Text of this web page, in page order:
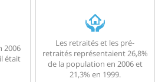
2006
était
Les retraités et les pré-
retraités représentaient 26,8%
de la population en 2006 et
21,3% en 1999.